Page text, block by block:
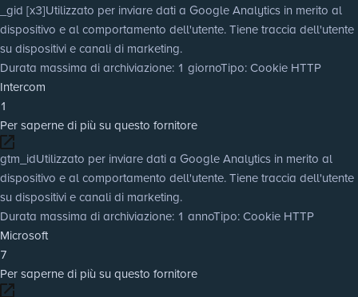
_gid [x3]Utilizzato per inviare dati a Google Analytics in merito al
dispositivo e al comportamento dell'utente. Tiene traccia dell'utente
su dispositivi e canali di marketing.
Durata massima di archiviazione: 1 giornoTipo: Cookie HTTP
Intercom
1
Per saperne di più su questo fornitore
gtm_idUtilizzato per inviare dati a Google Analytics in merito al
dispositivo e al comportamento dell'utente. Tiene traccia dell'utente
su dispositivi e canali di marketing.
Durata massima di archiviazione: 1 annoTipo: Cookie HTTP
Microsoft
7
Per saperne di più su questo fornitore